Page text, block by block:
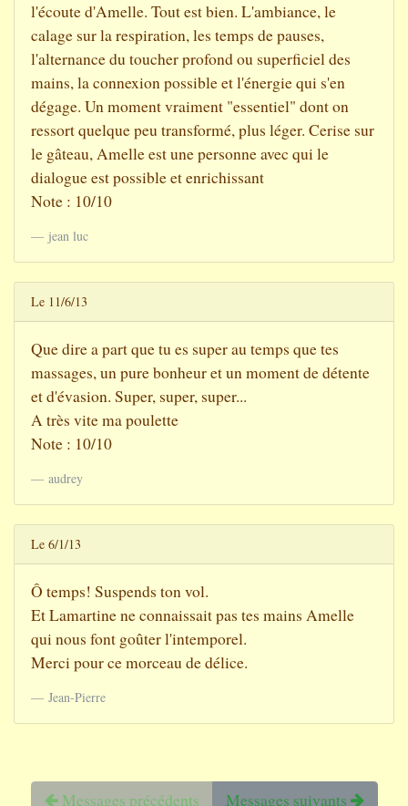
l'écoute d'Amelle. Tout est bien. L'ambiance, le
calage sur la respiration, les temps de pauses,
l'alternance du toucher profond ou superficiel des
mains, la connexion possible et l'énergie qui s'en
dégage. Un moment vraiment "essentiel" dont on
ressort quelque peu transformé, plus léger. Cerise sur
le gâteau, Amelle est une personne avec qui le
dialogue est possible et enrichissant
Note : 10/10
jean luc
Le 11/6/13
Que dire a part que tu es super au temps que tes
massages, un pure bonheur et un moment de détente
et d'évasion. Super, super, super...
A très vite ma poulette
Note : 10/10
audrey
Le 6/1/13
Ô temps! Suspends ton vol.
Et Lamartine ne connaissait pas tes mains Amelle
qui nous font goûter l'intemporel.
Merci pour ce morceau de délice.
Jean-Pierre
Messages précédents Messages suivants